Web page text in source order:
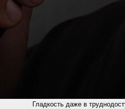
Гладкость даже в